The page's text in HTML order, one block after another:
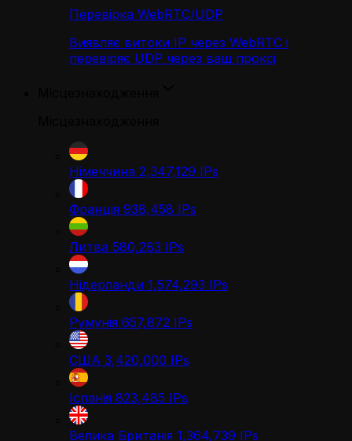
Перевірка WebRTC/UDP
Виявляє витоки IP через WebRTC і
перевіряє UDP через ваш проксі
Німеччина 2,347,129 IPs
Франція 938,458 IPs
Литва 580,283 IPs
Нідерланди 1,574,293 IPs
Румунія 657,872 IPs
США 3,420,000 IPs
Іспанія 823,485 IPs
Велика Британія 1,364,739 IPs